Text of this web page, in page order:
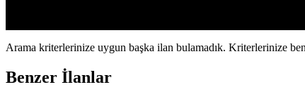
Arama kriterlerinize uygun başka ilan bulamadık. Kriterlerinize
Benzer İlanlar